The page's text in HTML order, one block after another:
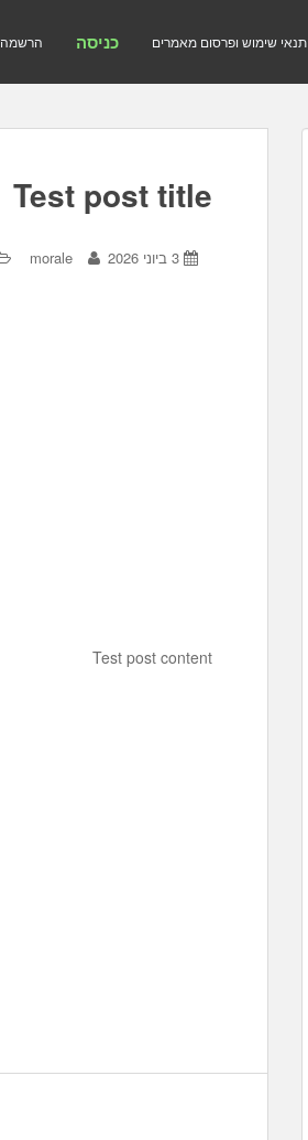
הרשמה כניסה תנאי שימוש ופרסום מאמרים
Test post title
3 ביוני 2026 morale
Test post content